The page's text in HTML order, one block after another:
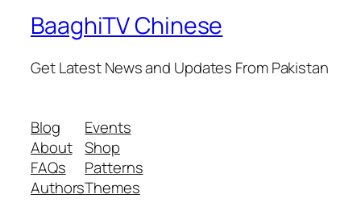
BaaghiTV Chinese
Get Latest News and Updates From Pakistan
Blog
About
FAQs
Authors
Events
Shop
Patterns
Themes